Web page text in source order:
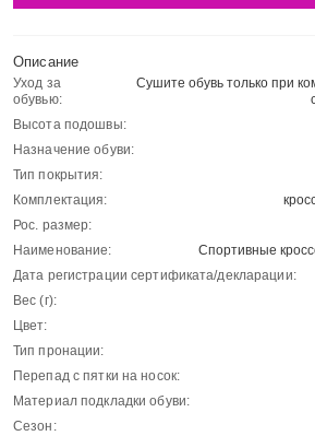
Описание
Уход за
обувью:
Сушите обувь только при
Высота подошвы:
Назначение обуви:
Тип покрытия:
Комплектация:
Рос. размер:
Наименование:
Спортивные
Дата регистрации сертификата/декларации:
Вес (г):
Цвет:
Тип пронации:
Перепад с пятки на носок:
Материал подкладки обуви:
Сезон: